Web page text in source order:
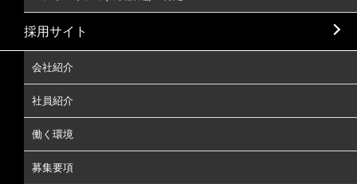
採用サイト
会社紹介
社員紹介
働く環境
募集要項